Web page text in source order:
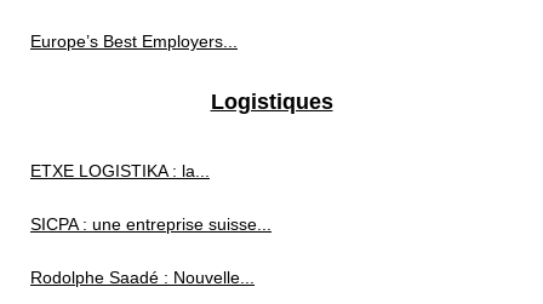
Europe’s Best Employers...
Logistiques
ETXE LOGISTIKA : la...
SICPA : une entreprise suisse...
Rodolphe Saadé : Nouvelle...